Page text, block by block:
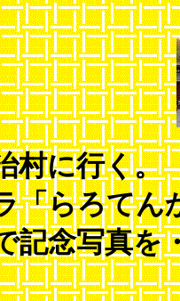
に行く。
らろてん
記念写真を